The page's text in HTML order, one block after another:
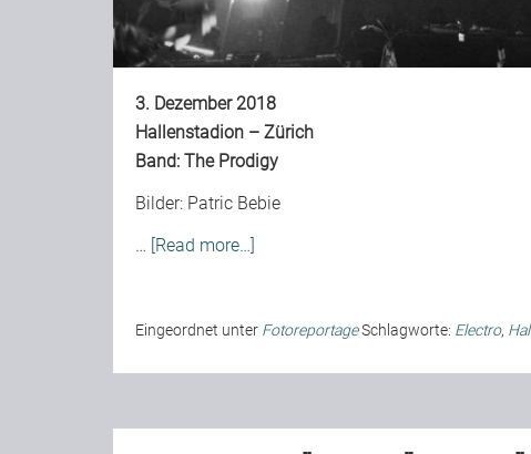
3. Dezember 2018
Hallenstadion – Zürich
Band: The Prodigy
Bilder: Patric Bebie
… [Read more…]
Eingeordnet unter FotoreportageSchlagworte: Electro,